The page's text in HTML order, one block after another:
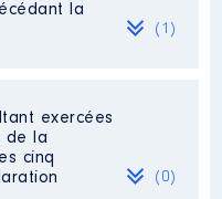
la
(1)
non
exercées
de la
cinq
(0)